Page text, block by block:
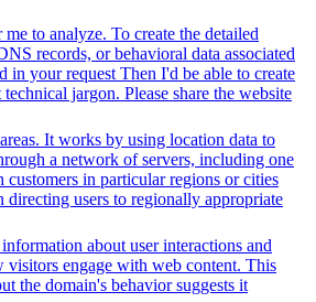
to analyze. To create the detailed
records, or behavioral data associated
your request Then I'd be able to create
jargon. Please share the website
It works by using location data to
a network of servers, including one
in particular regions or cities
directing users to regionally appropriate
about user interactions and
visitors engage with web content. This
the domain's behavior suggests it